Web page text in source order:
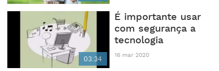
03:34
É importante usar
com segurança a
tecnologia
16 mar 2020